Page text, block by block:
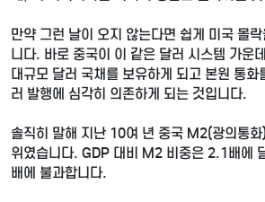
만약 그런 날이 오지 않는다면 쉽게 미국 몰
니다. 바로 중국이 이 같은 달러 시스템 가운
대규모 달러 국채를 보유하게 되고 본원 통화
러 발행에 심각히 의존하게 되는 것입니다.
솔직히 말해 지난 10여 년 중국 M2(광의통
위였습니다. GDP 대비 M2 비중은 2.1배에
배에 불과합니다.